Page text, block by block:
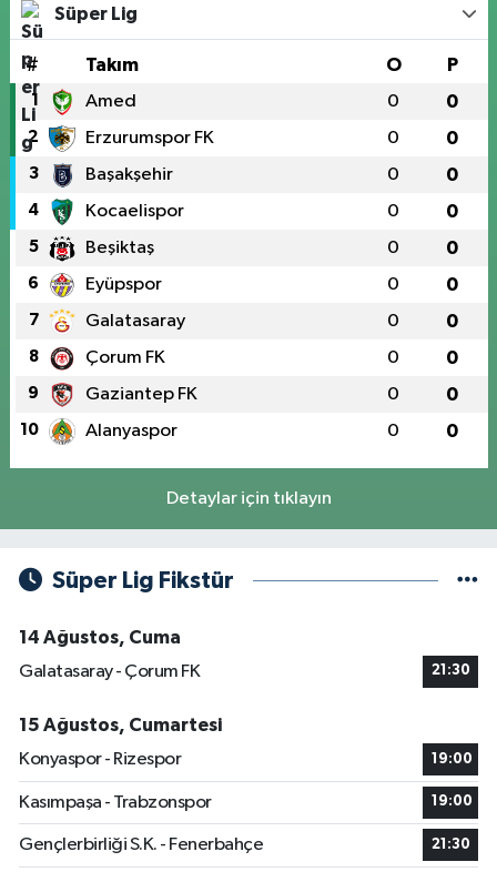
Süper Lig
# Takım O P
1 Amed 0 0
2 Erzurumspor FK 0 0
3 Başakşehir 0 0
4 Kocaelispor 0 0
5 Beşiktaş 0 0
6 Eyüpspor 0 0
7 Galatasaray 0 0
8 Çorum FK 0 0
9 Gaziantep FK 0 0
10 Alanyaspor 0 0
Detaylar için tıklayın
Süper Lig Fikstür
14 Ağustos, Cuma
Galatasaray - Çorum FK
21:30
15 Ağustos, Cumartesi
Konyaspor - Rizespor
19:00
Kasımpaşa - Trabzonspor 19:00
Gençlerbirliği S.K. - Fenerbahçe 21:30